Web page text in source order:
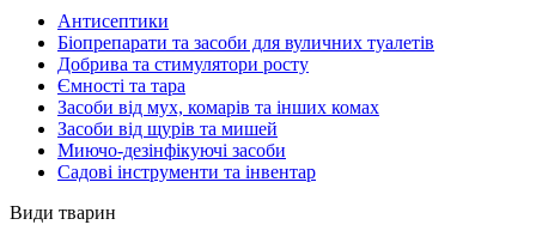
Антисептики
Біопрепарати та засоби для вуличних туалетів
Добрива та стимулятори росту
Ємності та тара
Засоби від мух, комарів та інших комах
Засоби від щурів та мишей
Миючо-дезінфікуючі засоби
Садові інструменти та інвентар
Види тварин